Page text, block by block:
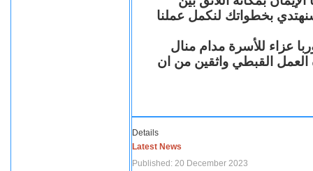
بخطواتك لنكمل عملنا
عزاء للأسرة مدام منال
العمل القبطي واثقين من ان
Details
Latest News
Published: 20 December 2023